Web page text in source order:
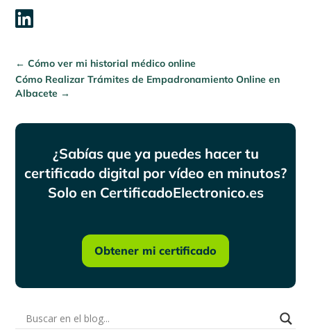

←Cómo ver mi historial médico online
Cómo Realizar Trámites de Empadronamiento Online en
Albacete →
¿Sabías que ya puedes hacer tu
certificado digital por vídeo en minutos?
Solo en CertificadoElectronico.es
Obtener mi certificado